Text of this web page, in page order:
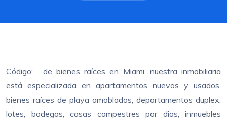
Código: . de bienes raíces en Miami, nuestra inmobiliaria
está especializada en apartamentos nuevos y usados,
bienes raíces de playa amoblados, departamentos duplex,
lotes, bodegas, casas campestres por dias, inmuebles